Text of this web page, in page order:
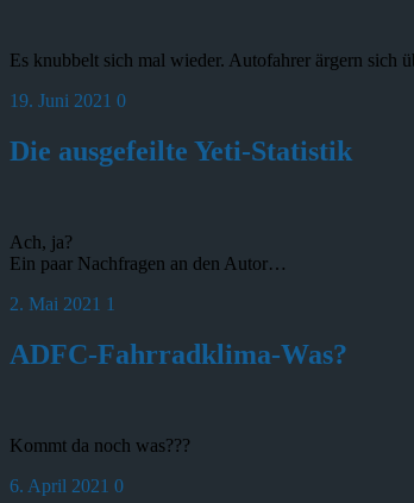
Es knubbelt sich mal wieder. Autofahrer ärgern sich
19. Juni 2021 0
Die ausgefeilte Yeti-Statistik
Ach, ja?
Ein paar Nachfragen an den Autor…
2. Mai 2021 1
ADFC-Fahrradklima-Was?
Kommt da noch was???
6. April 2021 0